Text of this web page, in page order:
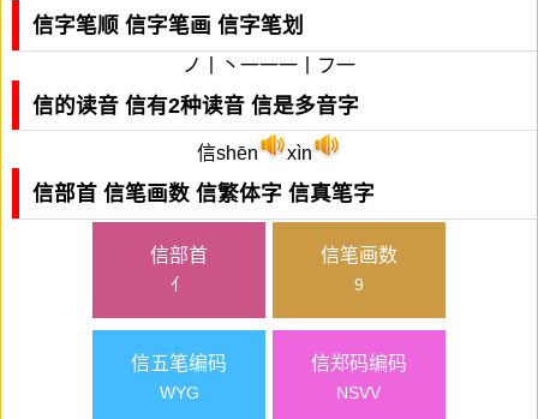
信字笔顺 信字笔画 信字笔划
ノ丨丶一一一丨フ一
信的读音 信有2种读音 信是多音字
信shēn xìn
信部首 信笔画数 信繁体字 信真笔字
信部首
亻
信笔画数
9
信五笔编码
WYG
信郑码编码
NSVV